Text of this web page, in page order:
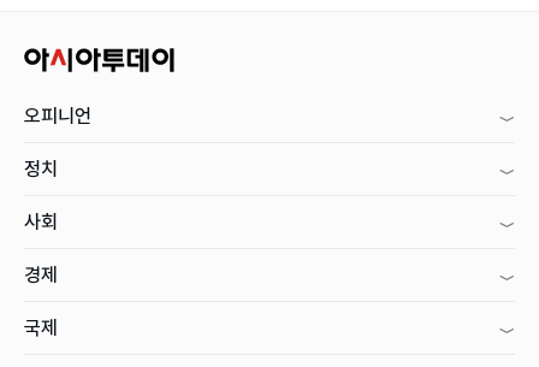
오피니언
정치
사회
경제
국제